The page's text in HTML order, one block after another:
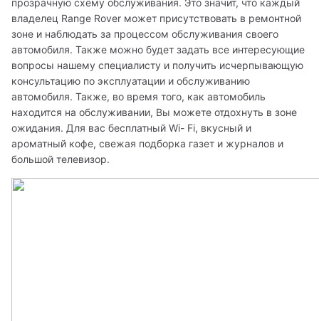
прозрачную схему обслуживания. Это значит, что каждый
владелец Range Rover может присутствовать в ремонтной
зоне и наблюдать за процессом обслуживания своего
автомобиля. Также можно будет задать все интересующие
вопросы нашему специалисту и получить исчерпывающую
консультацию по эксплуатации и обслуживанию
автомобиля. Также, во время того, как автомобиль
находится на обслуживании, Вы можете отдохнуть в зоне
ожидания. Для вас бесплатный Wi- Fi, вкусный и
ароматный кофе, свежая подборка газет и журналов и
большой телевизор.